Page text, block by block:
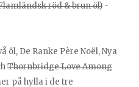
röd & brun öl) -
öl, De Ranke Père Noël, Nya
Thornbridge Love Among
på hylla i de tre